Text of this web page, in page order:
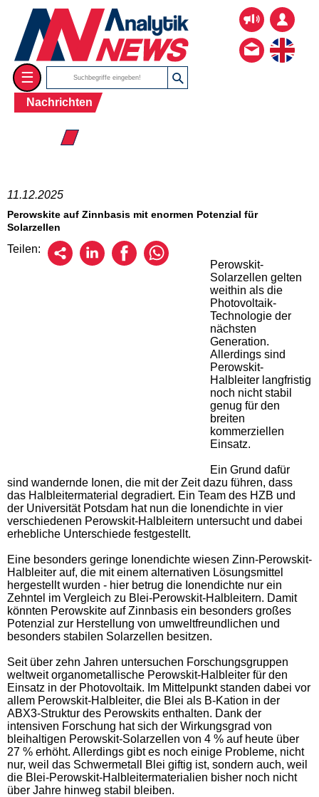
☰
Nachrichten
☰ 2025
11.12.2025
Perowskite auf Zinnbasis mit enormen Potenzial für
Solarzellen
Teilen:
Perowskit-
Solarzellen gelten
weithin als die
Photovoltaik-
Technologie der
nächsten
Generation.
Allerdings sind
Perowskit-
Halbleiter langfristig
noch nicht stabil
genug für den
breiten
kommerziellen
Einsatz.
Ein Grund dafür
sind wandernde Ionen, die mit der Zeit dazu führen, dass
das Halbleitermaterial degradiert. Ein Team des HZB und
der Universität Potsdam hat nun die Ionendichte in vier
verschiedenen Perowskit-Halbleitern untersucht und dabei
erhebliche Unterschiede festgestellt.
Eine besonders geringe Ionendichte wiesen Zinn-Perowskit-
Halbleiter auf, die mit einem alternativen Lösungsmittel
hergestellt wurden - hier betrug die Ionendichte nur ein
Zehntel im Vergleich zu Blei-Perowskit-Halbleitern. Damit
könnten Perowskite auf Zinnbasis ein besonders großes
Potenzial zur Herstellung von umweltfreundlichen und
besonders stabilen Solarzellen besitzen.
Seit über zehn Jahren untersuchen Forschungsgruppen
weltweit organometallische Perowskit-Halbleiter für den
Einsatz in der Photovoltaik. Im Mittelpunkt standen dabei vor
allem Perowskit-Halbleiter, die Blei als B-Kation in der
ABX3-Struktur des Perowskits enthalten. Dank der
intensiven Forschung hat sich der Wirkungsgrad von
bleihaltigen Perowskit-Solarzellen von 4 % auf heute über
27 % erhöht. Allerdings gibt es noch einige Probleme, nicht
nur, weil das Schwermetall Blei giftig ist, sondern auch, weil
die Blei-Perowskit-Halbleitermaterialien bisher noch nicht
über Jahre hinweg stabil bleiben.